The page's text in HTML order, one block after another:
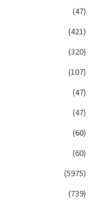
(47)
(421)
(320)
(107)
(47)
(47)
(60)
(60)
(5975)
(739)